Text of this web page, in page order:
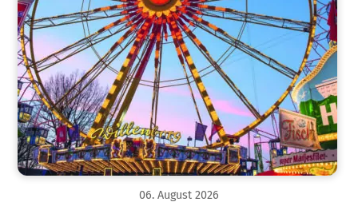
06. August 2026